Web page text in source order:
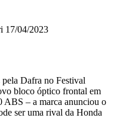
17/04/2023
pela Dafra no Festival
bloco óptico frontal em
– a marca anunciou o
ser uma rival da Honda